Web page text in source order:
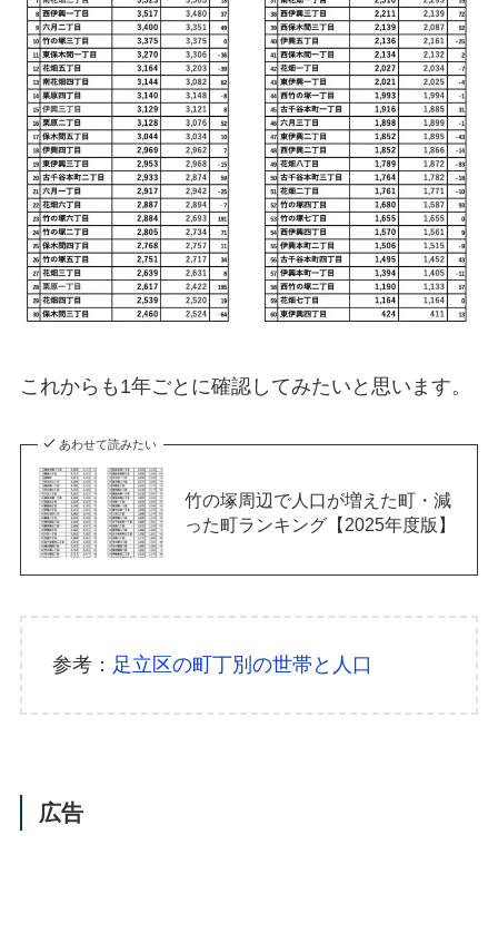
これからも1年ごとに確認してみたいと思います。
あわせて読みたい
竹の塚周辺で人口が増えた町・減
った町ランキング【2025年度版】
参考： 足立区の町丁別の世帯と人口
広告